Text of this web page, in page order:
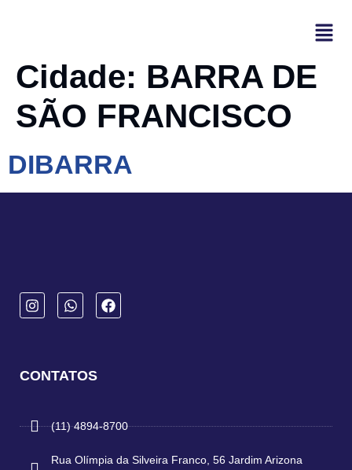
Cidade: BARRA DE
SÃO FRANCISCO
DIBARRA
CONTATOS
(11) 4894-8700
Rua Olímpia da Silveira Franco, 56 Jardim Arizona